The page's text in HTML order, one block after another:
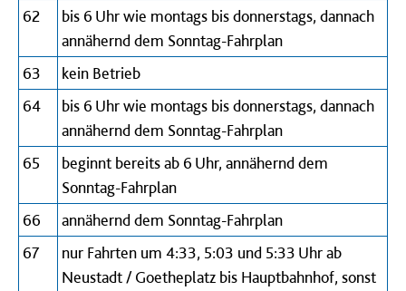
62
bis 6 Uhr wie montags bis donnerstags, dannach
annähernd dem Sonntag-Fahrplan
63
kein Betrieb
64
bis 6 Uhr wie montags bis donnerstags, dannach
annähernd dem Sonntag-Fahrplan
65
beginnt bereits ab 6 Uhr, annähernd dem
Sonntag-Fahrplan
66
annähernd dem Sonntag-Fahrplan
67
nur Fahrten um 4:33, 5:03 und 5:33 Uhr ab
Neustadt / Goetheplatz bis Hauptbahnhof, sonst